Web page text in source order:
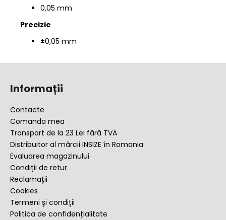
0,05 mm
Precizie
±0,05 mm
Informații
Contacte
Comanda mea
Transport de la 23 Lei fără TVA
Distribuitor al mărcii INSIZE în Romania
Evaluarea magazinului
Condiții de retur
Reclamații
Cookies
Termeni și condiții
Politica de confidențialitate